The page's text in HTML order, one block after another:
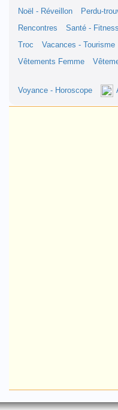
Noël - Réveillon
Perdu-
Rencontres
Santé -
Troc
Vacances - Tourisme
Vêtements Femme
Voyance - Horoscope